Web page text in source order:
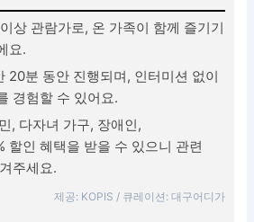
상 관람가로, 온 가족이 함께 즐기기
요.
20분 동안 진행되며, 인터미션 없이
경험할 수 있어요.
, 다자녀 가구, 장애인,
할인 혜택을 받을 수 있으니 관련
주세요.
제공: KOPIS / 큐레이션: 대구어디가